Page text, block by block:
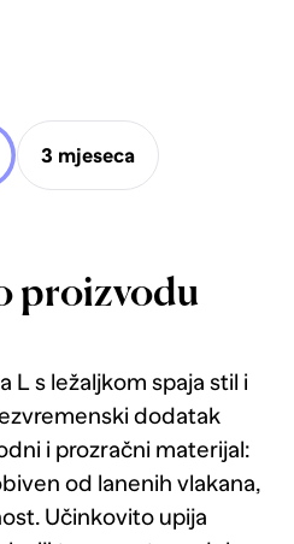
3 mjeseca
proizvodu
L s ležaljkom spaja stil i
dodatak
i prozračni materijal:
od lanenih vlakana,
Učinkovito upija